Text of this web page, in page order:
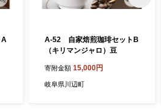
A
A-52 自家焙煎珈琲セットB
（キリマンジャロ）豆
寄附金額 15,000円
岐阜県川辺町